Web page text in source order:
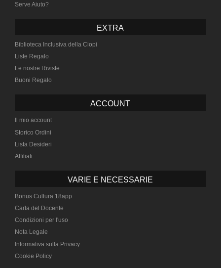
Serve Aiuto?
EXTRA
Biblioteca Inclusiva della Ciopi
Liste Regalo
Le nostre Riviste
Buoni Regalo
ACCOUNT
Il mio account
Storico Ordini
Lista Desideri
Affiliati
VARIE E NECESSARIE
Bonus Cultura 18app
Carta del Docente
Condizioni per l'uso
Nota Legale
Informativa sulla Privacy
Cookie Policy